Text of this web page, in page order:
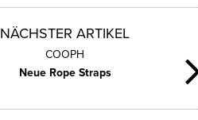
NÄCHSTER ARTIKEL
COOPH
Neue Rope Straps